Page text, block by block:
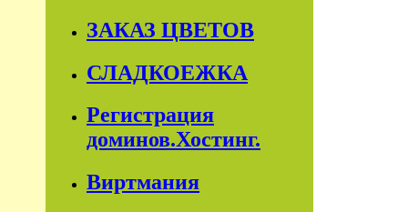
ЗАКАЗ ЦВЕТОВ
СЛАДКОЕЖКА
Регистрация
доминов.Хостинг.
Виртмания